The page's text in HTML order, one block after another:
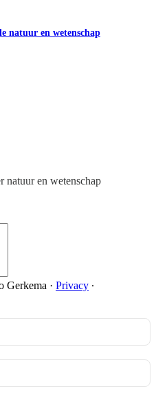
natuur en wetenschap
natuur en wetenschap
Gerkema · Privacy ∙